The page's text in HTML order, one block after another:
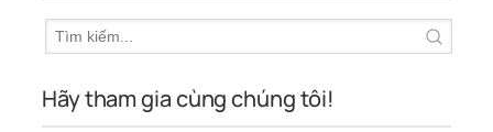
Hãy tham gia cùng chúng tôi!